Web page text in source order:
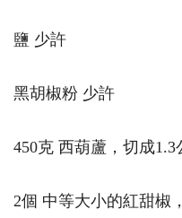
鹽 少許
黑胡椒粉 少許
450克 西葫蘆，切成
2個 中等大小的紅甜椒